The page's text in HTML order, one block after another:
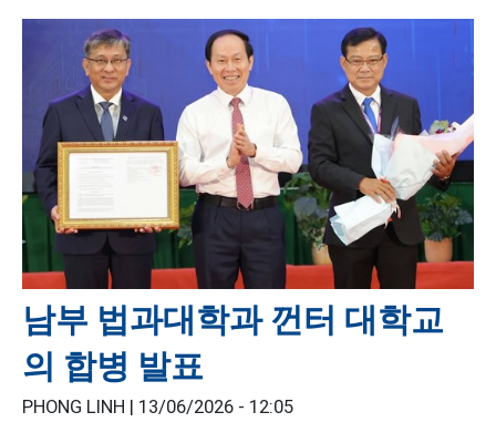
남부 법과대학과 껀터 대학교
의 합병 발표
PHONG LINH | 13/06/2026 - 12:05